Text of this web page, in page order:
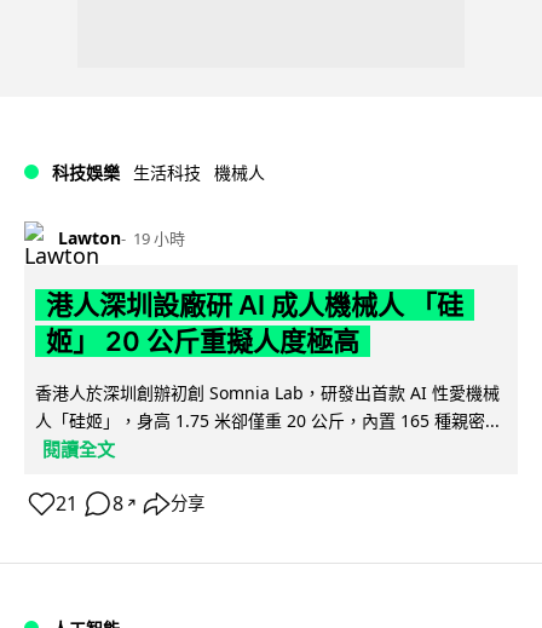
科技娛樂 生活科技 機械人
Lawton 19 小時
港人深圳設廠研 AI 成人機械人 「硅
姬」 20 公斤重擬人度極高
香港人於深圳創辦初創 Somnia Lab，研發出首款 AI 性愛機械
人「硅姬」，身高 1.75 米卻僅重 20 公斤，內置 165 種親密...
閱讀全文
21 8 ↗ 分享